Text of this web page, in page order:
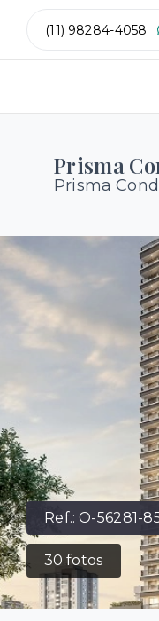
(11) 98284-4058
Prisma
Prisma
Ref.:O-56281-
30 fotos